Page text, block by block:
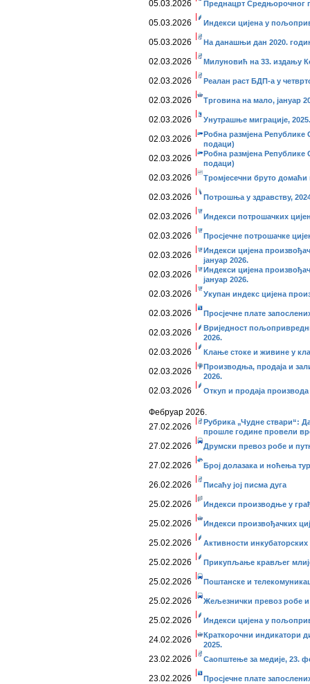
05.03.2026 Преднацрт Средњорочног
05.03.2026 Индекси цијена у
05.03.2026 На данашњи дан 2020.
02.03.2026 Милуновић на 33. издању
02.03.2026 Реалан раст БДП-а у
02.03.2026 Трговина на мало, јануар
02.03.2026 Унутрашње миграције, 2025.
02.03.2026
Робна размјена Републике
подаци)
02.03.2026
Робна размјена Републике
подаци)
02.03.2026 Тромјесечни бруто домаћи
02.03.2026 Потрошња у здрaвству,
02.03.2026 Индекси потрошачких
02.03.2026 Просјечне потрошачке
02.03.2026
Индекси цијена
јануар 2026.
02.03.2026
Индекси цијена
јануар 2026.
02.03.2026 Укупан индекс цијена
02.03.2026 Просјечне плате
02.03.2026
Вриједност
2026.
02.03.2026 Клање стоке и живине у
02.03.2026
Производња, продаја и
2026.
02.03.2026 Откуп и продаја
Фебруар 2026.
27.02.2026
Рубрика „Чудне ствари“:
прошле године провели
27.02.2026 Друмски превоз робе и
27.02.2026 Број долазака и ноћења
26.02.2026 Писаћу јој писма дуга
25.02.2026 Индекси производње у
25.02.2026 Индекси произвођачких
25.02.2026 Активности инкубаторских
25.02.2026 Прикупљање крављег
25.02.2026 Поштанске и
25.02.2026 Жељезнички превоз робе и
25.02.2026 Индекси цијена у
24.02.2026
Краткорочни индикатори
2025.
23.02.2026 Саопштење за медије, 23.
23.02.2026 Просјечне плате